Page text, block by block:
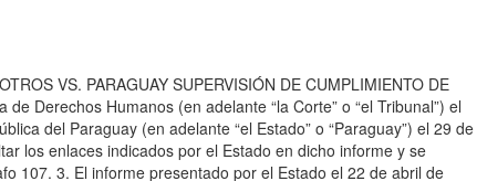
VS. PARAGUAY SUPERVISIÓN DE CUMPLIMIENTO DE
Derechos Humanos (en adelante “la Corte” o “el Tribunal”) el
del Paraguay (en adelante “el Estado” o “Paraguay”) el 29 de
los enlaces indicados por el Estado en dicho informe y se
107. 3. El informe presentado por el Estado el 22 de abril de